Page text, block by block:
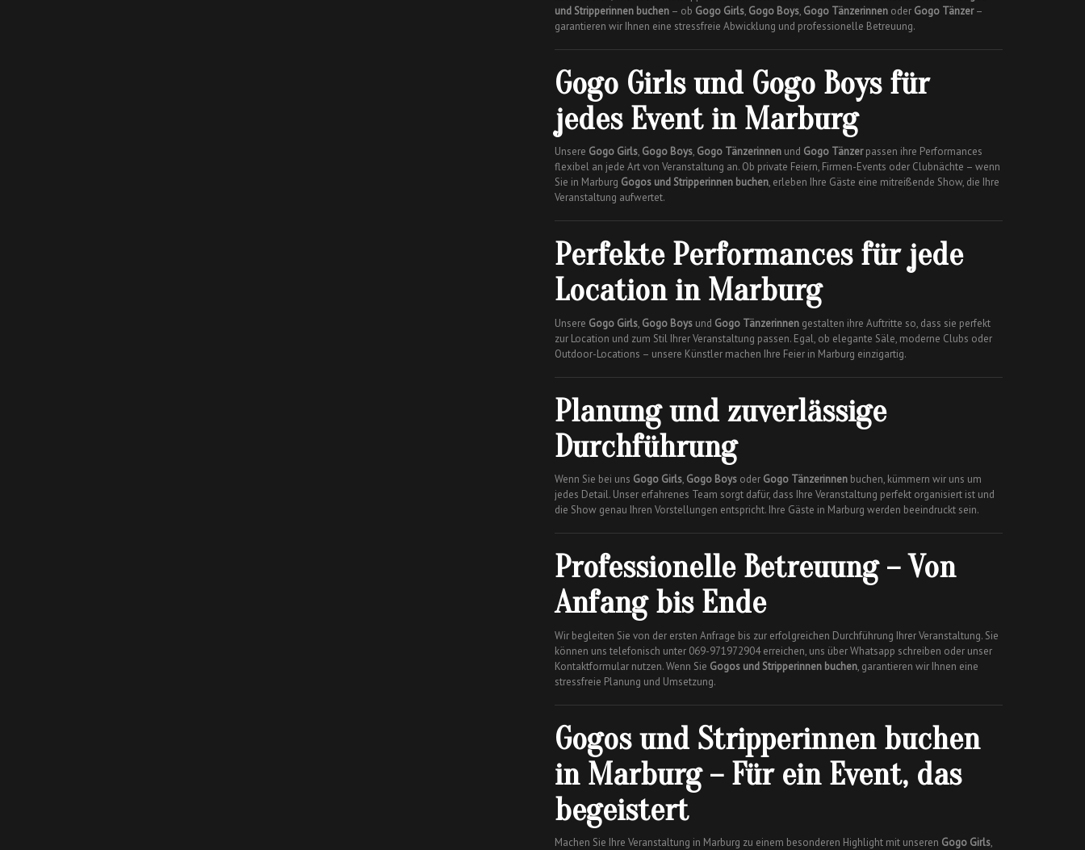
und Stripperinnen buchen – ob Gogo Girls, Gogo Boys, Gogo Tänzerinnen oder Gogo Tänzer–
garantieren wir Ihnen eine stressfreie Abwicklung und professionelle Betreuung.
Gogo Girls und Gogo Boys für
jedes Event in Marburg
Unsere Gogo Girls, Gogo Boys, Gogo Tänzerinnen und Gogo Tänzerpassen ihre Performances
flexibel an jede Art von Veranstaltung an. Ob private Feiern, Firmen-Events oder Clubnächte – wenn
Sie in Marburg Gogos und Stripperinnen buchen, erleben Ihre Gäste eine mitreißende Show, die Ihre
Veranstaltung aufwertet.
Perfekte Performances für jede
Location in Marburg
Unsere Gogo Girls, Gogo Boys und Gogo Tänzerinnen gestalten ihre Auftritte so, dass sie perfekt
zur Location und zum Stil Ihrer Veranstaltung passen. Egal, ob elegante Säle, moderne Clubs oder
Outdoor-Locations – unsere Künstler machen Ihre Feier in Marburg einzigartig.
Planung und zuverlässige
Durchführung
Wenn Sie bei uns Gogo Girls, Gogo Boys oder Gogo Tänzerinnen buchen, kümmern wir uns um
jedes Detail. Unser erfahrenes Team sorgt dafür, dass Ihre Veranstaltung perfekt organisiert ist und
die Show genau Ihren Vorstellungen entspricht. Ihre Gäste in Marburg werden beeindruckt sein.
Professionelle Betreuung – Von
Anfang bis Ende
Wir begleiten Sie von der ersten Anfrage bis zur erfolgreichen Durchführung Ihrer Veranstaltung. Sie
können uns telefonisch unter 069-971972904 erreichen, uns über Whatsapp schreiben oder unser
Kontaktformular nutzen. Wenn Sie Gogos und Stripperinnen buchen, garantieren wir Ihnen eine
stressfreie Planung und Umsetzung.
Gogos und Stripperinnen buchen
in Marburg – Für ein Event, das
begeistert
Machen Sie Ihre Veranstaltung in Marburg zu einem besonderen Highlight mit unseren Gogo Girls,